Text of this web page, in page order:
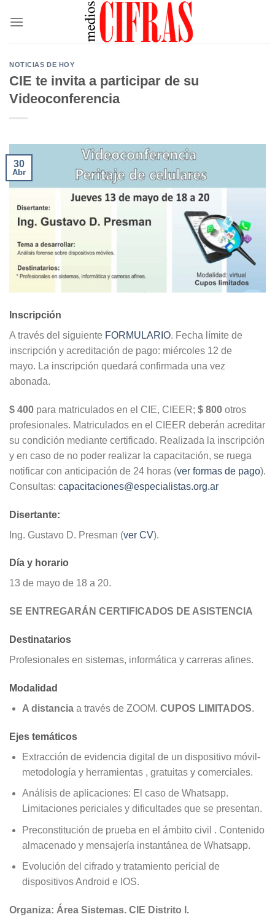
NOTICIAS DE HOY
CIE te invita a participar de su
Videoconferencia
30
Abr
Inscripción
A través del siguiente FORMULARIO. Fecha límite de
inscripción y acreditación de pago: miércoles 12 de
mayo. La inscripción quedará confirmada una vez
abonada.
$ 400 para matriculados en el CIE, CIEER; $ 800 otros
profesionales. Matriculados en el CIEER deberán acreditar
su condición mediante certificado. Realizada la inscripción
y en caso de no poder realizar la capacitación, se ruega
notificar con anticipación de 24 horas (ver formas de pago).
Consultas: capacitaciones@especialistas.org.ar
Disertante:
Ing. Gustavo D. Presman (ver CV).
Día y horario
13 de mayo de 18 a 20.
SE ENTREGARÁN CERTIFICADOS DE ASISTENCIA
Destinatarios
Profesionales en sistemas, informática y carreras afines.
Modalidad
A distanciaa través de ZOOM. CUPOS LIMITADOS.
Ejes temáticos
Extracción de evidencia digital de un dispositivo móvil-
metodología y herramientas , gratuitas y comerciales.
Análisis de aplicaciones: El caso de Whatsapp.
Limitaciones periciales y dificultades que se presentan.
Preconstitución de prueba en el ámbito civil . Contenido
almacenado y mensajería instantánea de Whatsapp.
Evolución del cifrado y tratamiento pericial de
dispositivos Android e IOS.
Organiza: Área Sistemas. CIE Distrito I.